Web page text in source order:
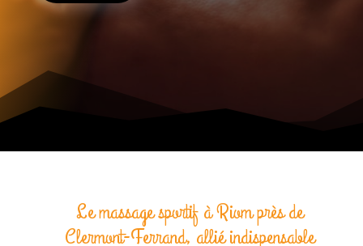
Le massage sportif à Riom près de
Clermont-Ferrand, allié indispensable